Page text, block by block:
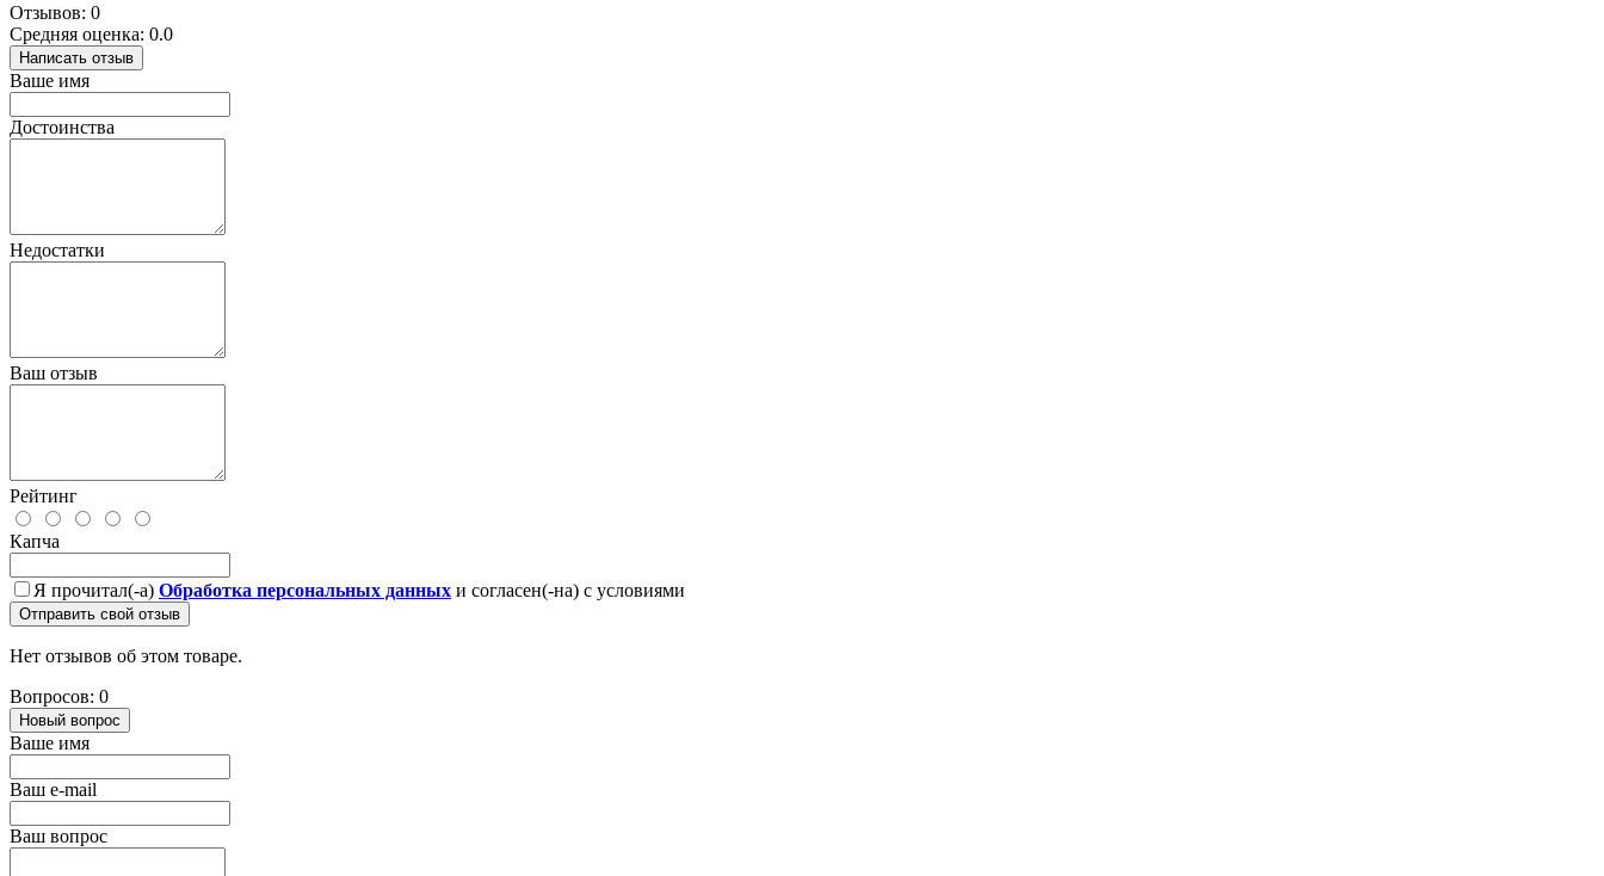
Отзывов: 0
Средняя оценка: 0.0
Написать отзыв
Ваше имя
Достоинства
Недостатки
Ваш отзыв
Рейтинг
Капча
Я прочитал(-а) Обработка персональных данных и согласен(-на) с условиями
Отправить свой отзыв
Нет отзывов об этом товаре.
Вопросов: 0
Новый вопрос
Ваше имя
Ваш e-mail
Ваш вопрос